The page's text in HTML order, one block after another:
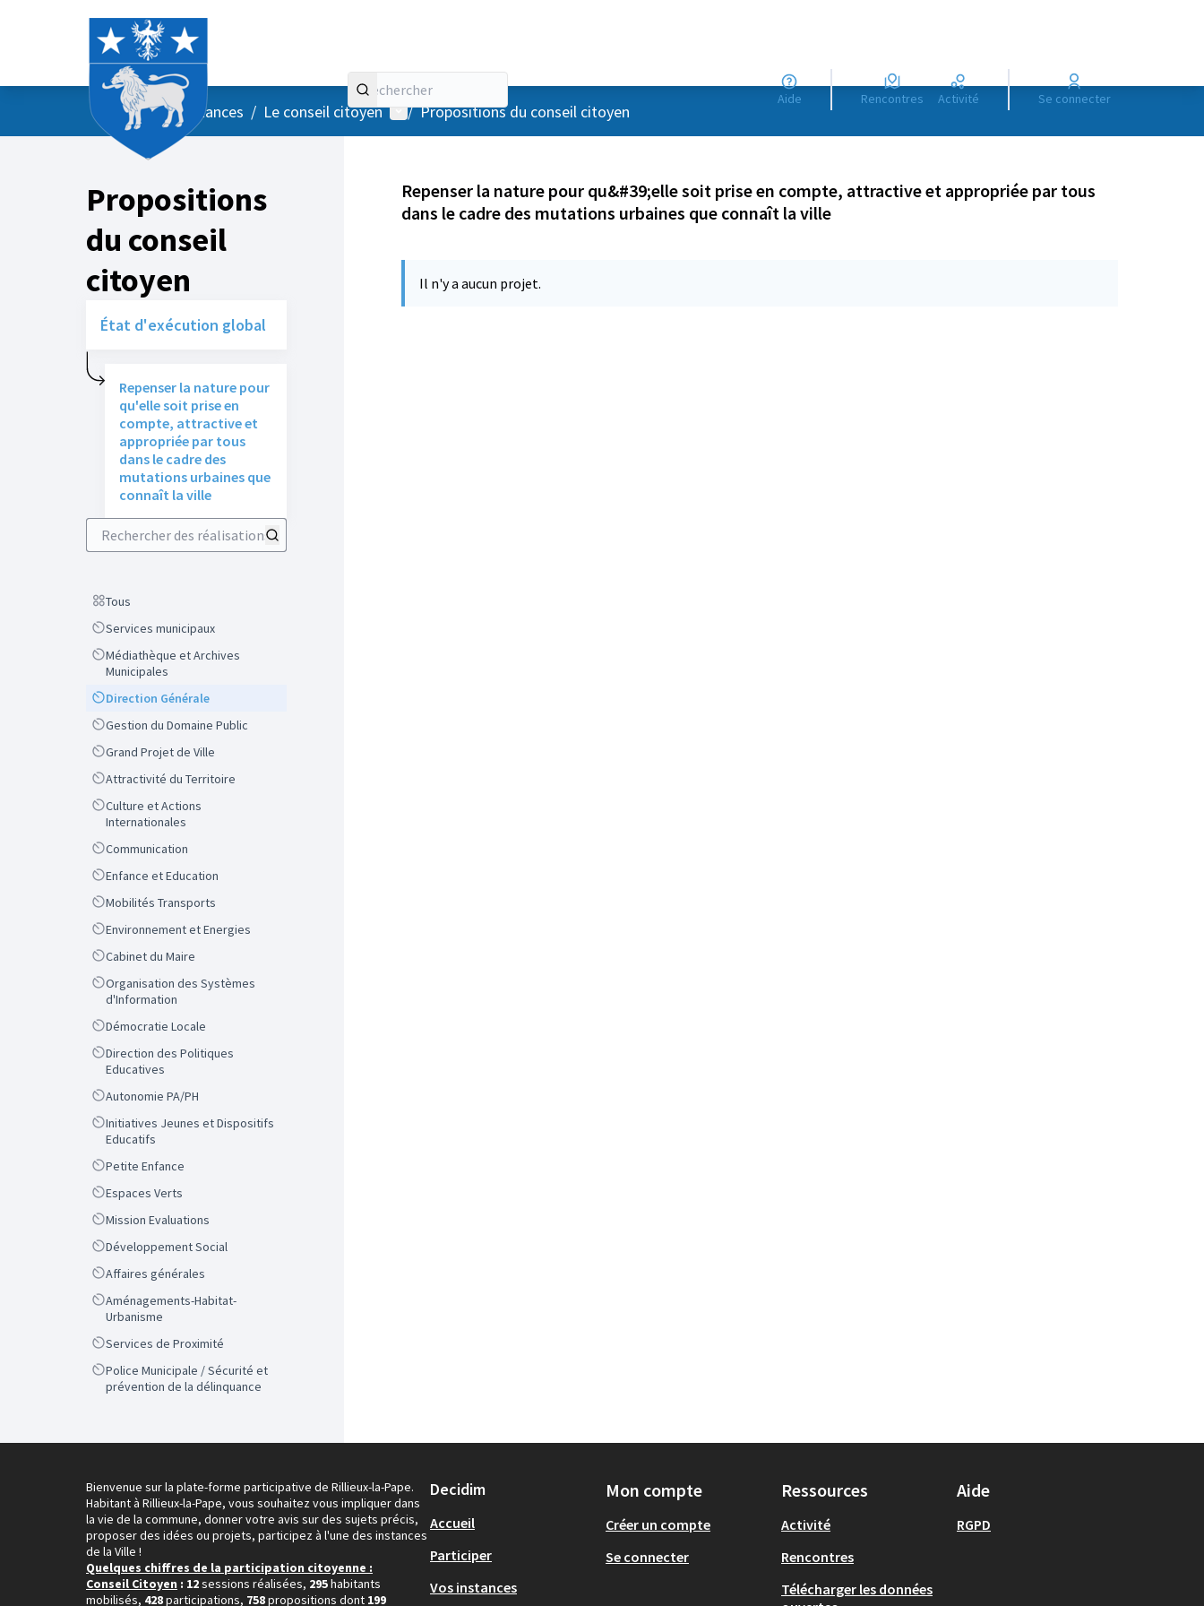
Aide Rencontres Activité Se connecter
AccueilMenu principal
/ Vos instances / Le conseil citoyen Menu utilisateur
/ Propositions du conseil citoyen
Propositions
du conseil
citoyen
État d'exécution global
Repenser la nature pour
qu'elle soit prise en
compte, attractive et
appropriée par tous
dans le cadre des
mutations urbaines que
connaît la ville
Rechercher des réalisations
Scope
Tous
ScopeServices municipaux
Scope
Médiathèque et Archives
Municipales
ScopeDirection Générale
ScopeGestion du Domaine Public
ScopeGrand Projet de Ville
ScopeAttractivité du Territoire
Scope
Culture et Actions
Internationales
ScopeCommunication
ScopeEnfance et Education
ScopeMobilités Transports
ScopeEnvironnement et Energies
ScopeCabinet du Maire
Scope
Organisation des Systèmes
d'Information
ScopeDémocratie Locale
Scope
Direction des Politiques
Educatives
ScopeAutonomie PA/PH
Scope
Initiatives Jeunes et Dispositifs
Educatifs
ScopePetite Enfance
ScopeEspaces Verts
ScopeMission Evaluations
ScopeDéveloppement Social
ScopeAffaires générales
Scope
Aménagements-Habitat-
Urbanisme
ScopeServices de Proximité
Scope
Police Municipale / Sécurité et
prévention de la délinquance
Repenser la nature pour qu&#39;elle soit prise en compte, attractive et appropriée par tous
dans le cadre des mutations urbaines que connaît la ville
Il n'y a aucun projet.
Bienvenue sur la plate-forme participative de Rillieux-la-Pape.
Habitant à Rillieux-la-Pape, vous souhaitez vous impliquer dans
la vie de la commune, donner votre avis sur des sujets précis,
proposer des idées ou projets, participez à l'une des instances
de la Ville !
Quelques chiffres de la participation citoyenne :
Conseil Citoyen : 12sessions réalisées, 295habitants
mobilisés, 428participations, 758propositions dont 199
Decidim
Accueil
Participer
Vos instances
Mon compte
Créer un compte
Se connecter
Ressources
Activité
Rencontres
Télécharger les données
Aide
RGPD